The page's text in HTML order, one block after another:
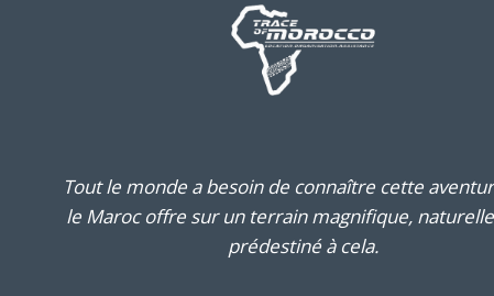
Tout le monde a besoin de connaître cette
le Maroc offre sur un terrain magnifique,
prédestiné à cela.